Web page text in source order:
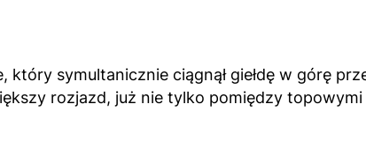
który symultanicznie ciągnął giełdę w górę
rozjazd, już nie tylko pomiędzy